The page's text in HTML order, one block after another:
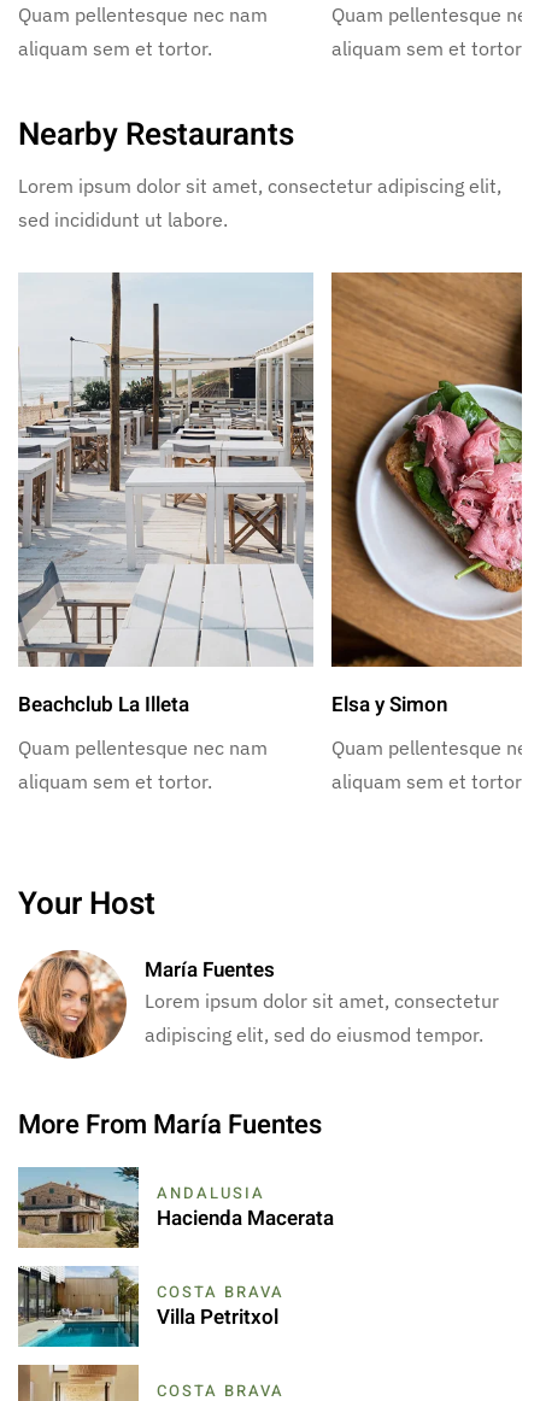
Quam pellentesque nec nam
aliquam sem et tortor.
Quam pellentesque
aliquam sem et tortor.
Nearby Restaurants
Lorem ipsum dolor sit amet, consectetur adipiscing elit,
sed incididunt ut labore.
Beachclub La Illeta
Quam pellentesque nec nam
aliquam sem et tortor.
Elsa y Simon
Quam pellentesque
aliquam sem et tortor.
Your Host
María Fuentes
Lorem ipsum dolor sit amet, consectetur
adipiscing elit, sed do eiusmod tempor.
More From María Fuentes
ANDALUSIA
Hacienda Macerata
COSTA BRAVA
Villa Petritxol
COSTA BRAVA